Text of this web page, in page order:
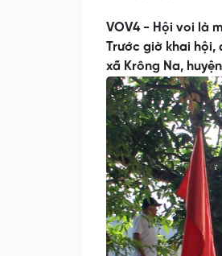
VOV4 - Hội voi là
Trước giờ khai hội,
xã Krông Na,